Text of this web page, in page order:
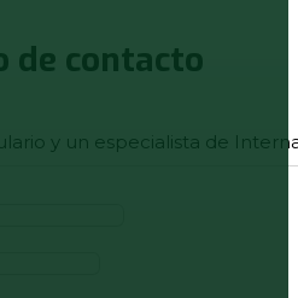
de contacto
y un especialista de